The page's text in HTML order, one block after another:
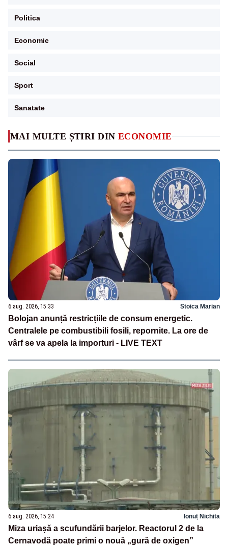
MAI MULTE ȘTIRI DIN ECONOMIE
6 aug. 2026, 15:33 Stoica Marian
Bolojan anunță restricțiile de consum energetic.
Centralele pe combustibili fosili, repornite. La ore de
vârf se va apela la importuri - LIVE TEXT
6 aug. 2026, 15:24 Ionuț Nichita
Miza uriașă a scufundării barjelor. Reactorul 2 de la
Cernavodă poate primi o nouă „gură de oxigen”
Politica
Economie
Social
Sport
Sanatate